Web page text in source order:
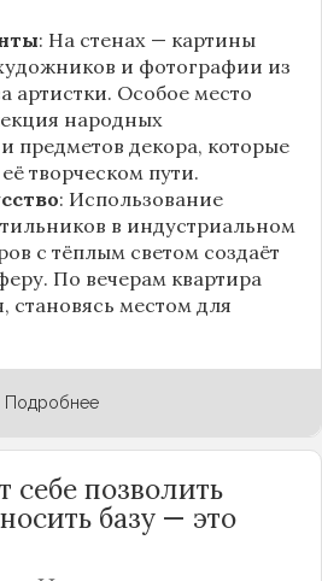
: На стенах — картины
и фотографии из
артистки. Особое место
народных
предметов декора, которые
творческом пути.
: Использование
в индустриальном
с тёплым светом создаёт
По вечерам квартира
становясь местом для
Подробнее
себе позволить
базу — это